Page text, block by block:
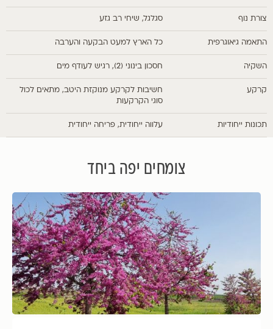
צורת נוף סגלגל, שיחי רב גזע
התאמה גיאוגרפית כל הארץ למעט הבקעה והערבה
השקיה חסכון בינוני (2), רגיש לעודף מים
קרקע
חשיבות לקרקע מנוקזת היטב, מתאים לכול
סוגי הקרקעות
תכונות ייחודיות עלווה ייחודית, פריחה ייחודית
צומחים יפה ביחד